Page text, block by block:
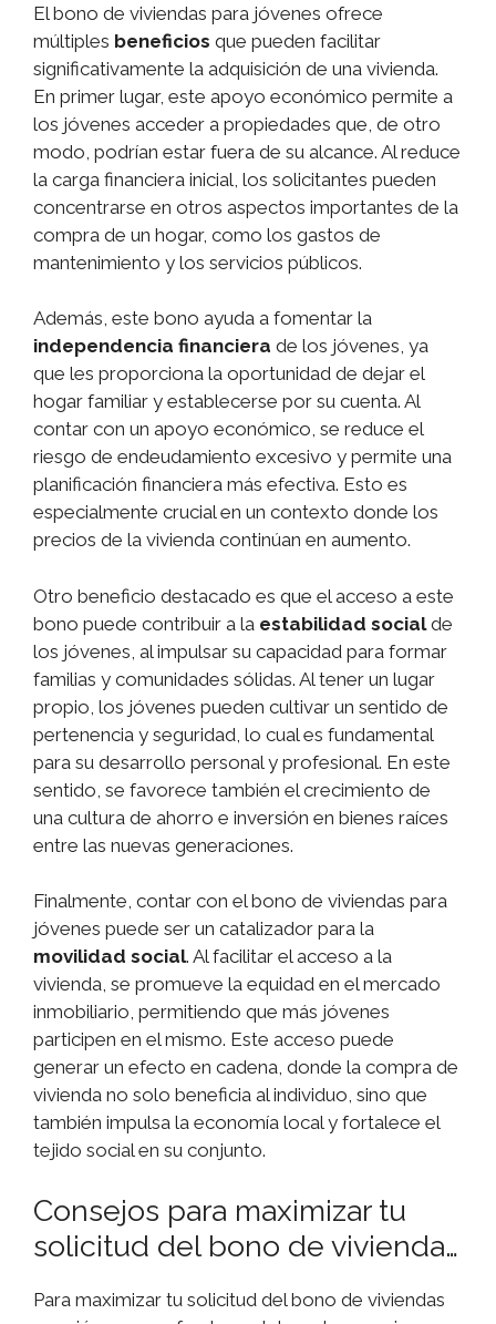
El bono de viviendas para jóvenes ofrece
múltiples beneficios que pueden facilitar
significativamente la adquisición de una vivienda.
En primer lugar, este apoyo económico permite a
los jóvenes acceder a propiedades que, de otro
modo, podrían estar fuera de su alcance. Al reduce
la carga financiera inicial, los solicitantes pueden
concentrarse en otros aspectos importantes de la
compra de un hogar, como los gastos de
mantenimiento y los servicios públicos.
Además, este bono ayuda a fomentar la
independencia financiera de los jóvenes, ya
que les proporciona la oportunidad de dejar el
hogar familiar y establecerse por su cuenta. Al
contar con un apoyo económico, se reduce el
riesgo de endeudamiento excesivo y permite una
planificación financiera más efectiva. Esto es
especialmente crucial en un contexto donde los
precios de la vivienda continúan en aumento.
Otro beneficio destacado es que el acceso a este
bono puede contribuir a la estabilidad socialde
los jóvenes, al impulsar su capacidad para formar
familias y comunidades sólidas. Al tener un lugar
propio, los jóvenes pueden cultivar un sentido de
pertenencia y seguridad, lo cual es fundamental
para su desarrollo personal y profesional. En este
sentido, se favorece también el crecimiento de
una cultura de ahorro e inversión en bienes raíces
entre las nuevas generaciones.
Finalmente, contar con el bono de viviendas para
jóvenes puede ser un catalizador para la
movilidad social. Al facilitar el acceso a la
vivienda, se promueve la equidad en el mercado
inmobiliario, permitiendo que más jóvenes
participen en el mismo. Este acceso puede
generar un efecto en cadena, donde la compra de
vivienda no solo beneficia al individuo, sino que
también impulsa la economía local y fortalece el
tejido social en su conjunto.
Consejos para maximizar tu
solicitud del bono de vivienda…
Para maximizar tu solicitud del bono de viviendas